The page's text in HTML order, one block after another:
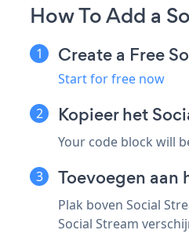
How To Add a
Create a Free
Start for free now
Kopieer het
Your code block will
Toevoegen
Plak boven Social
Social Stream